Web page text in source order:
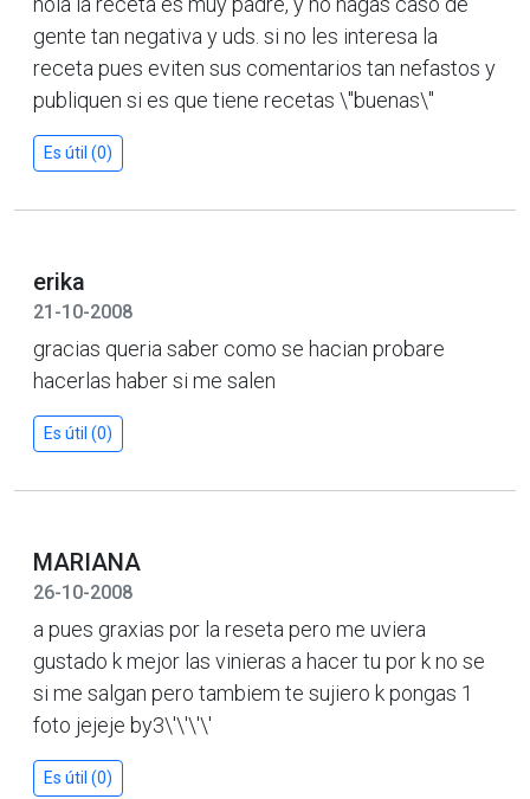
gente tan negativa y uds. si no les interesa la
receta pues eviten sus comentarios tan nefastos y
publiquen si es que tiene recetas \"buenas\"
Es útil (0)
erika
21-10-2008
gracias queria saber como se hacian probare
hacerlas haber si me salen
Es útil (0)
MARIANA
26-10-2008
a pues graxias por la reseta pero me uviera
gustado k mejor las vinieras a hacer tu por k no se
si me salgan pero tambiem te sujiero k pongas 1
foto jejeje by3\'\'\'\'
Es útil (0)